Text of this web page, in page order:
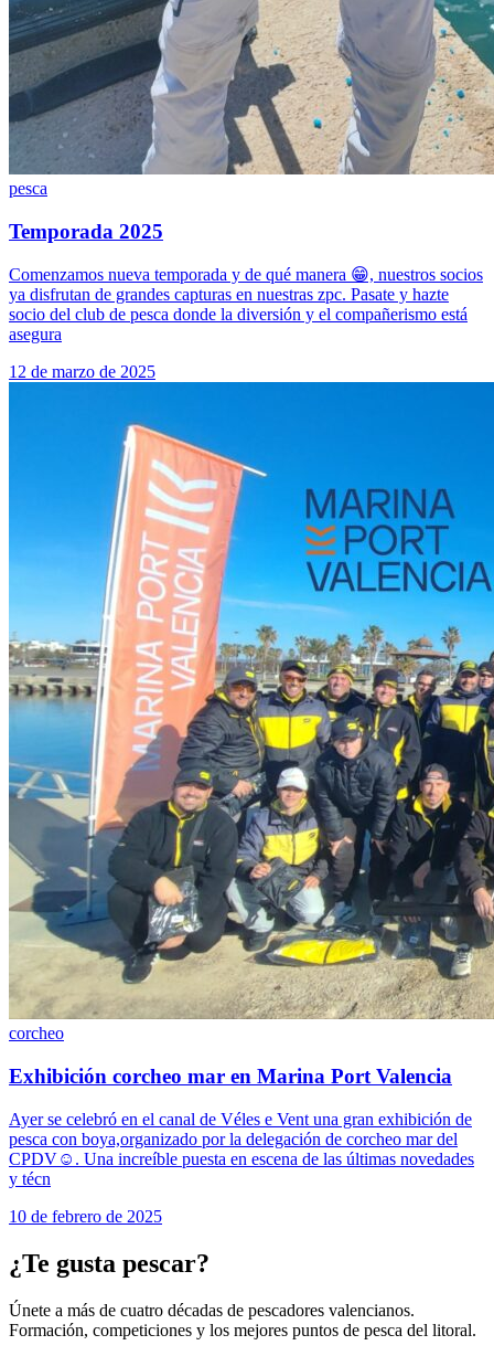
pesca
Temporada 2025
Comenzamos nueva temporada y de qué manera 😁, nuestros socios
ya disfrutan de grandes capturas en nuestras zpc. Pasate y hazte
socio del club de pesca donde la diversión y el compañerismo está
asegura
12 de marzo de 2025
corcheo
Exhibición corcheo mar en Marina Port Valencia
Ayer se celebró en el canal de Véles e Vent una gran exhibición de
pesca con boya,organizado por la delegación de corcheo mar del
CPDV☺️. Una increíble puesta en escena de las últimas novedades
y técn
10 de febrero de 2025
¿Te gusta pescar?
Únete a más de cuatro décadas de pescadores valencianos.
Formación, competiciones y los mejores puntos de pesca del litoral.